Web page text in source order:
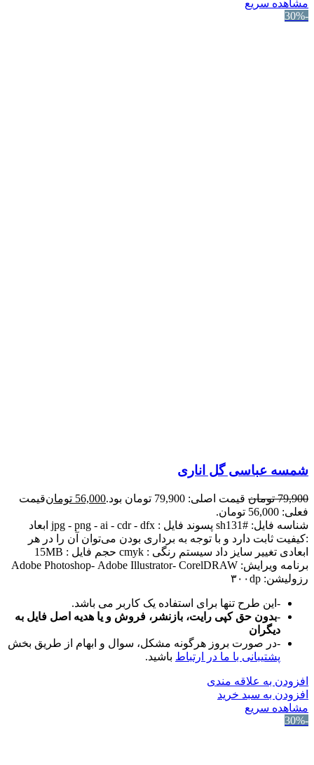
مشاهده سریع
-30%
شمسه عباسی گل اناری
79,900 تومان قیمت اصلی: 79,900 تومان بود. 56,000 تومانقیمت
فعلی: 56,000 تومان.
شناسه فایل: #sh131 پسوند فایل : jpg - png - ai - cdr - dfx ابعاد
:کیفیت ثابت دارد و با توجه به برداری بودن می‌توان آن را در هر
ابعادی تغییر سایز داد سیستم رنگی : cmyk حجم فایل : 15MB
برنامه ویرایش: Adobe Photoshop- Adobe Illustrator- CorelDRAW
رزولیشن: ۳۰۰dp
-این طرح تنها برای استفاده یک کاربر می باشد.
-بدون حق کپی رایت، بازنشر، فروش و یا هدیه اصل فایل به
دیگران
-در صورت بروز هرگونه مشکل، سوال و ابهام از طریق بخش
پشتیبانی با ما در ارتباط باشید.
افزودن به علاقه مندی
افزودن به سبد خرید
مشاهده سریع
-30%